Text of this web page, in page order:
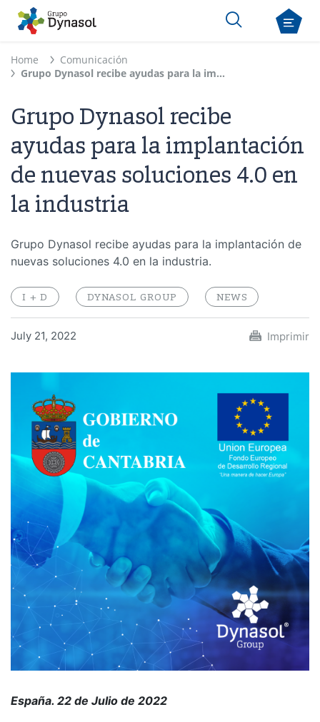
Home
Comunicación
Grupo Dynasol recibe ayudas para la implantación de nuevas soluciones 4.0 en la industria
Grupo Dynasol recibe
ayudas para la implantación
de nuevas soluciones 4.0 en
la industria
Grupo Dynasol recibe ayudas para la implantación de
nuevas soluciones 4.0 en la industria.
I + D DYNASOL GROUP NEWS
July 21, 2022 Imprimir
España. 22 de Julio de 2022